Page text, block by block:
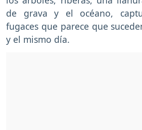
de grava y el océano,
fugaces que parece que
y el mismo día.